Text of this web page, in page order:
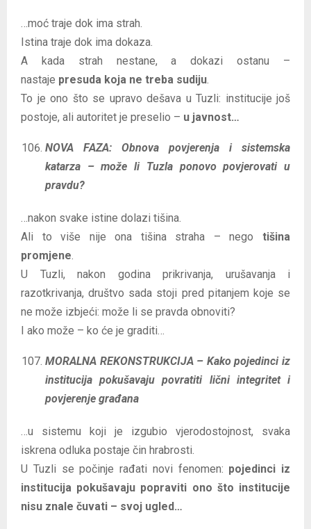
…moć traje dok ima strah.
Istina traje dok ima dokaza.
A kada strah nestane, a dokazi ostanu –
nastaje presuda koja ne treba sudiju
To je ono što se upravo dešava u Tuzli: institucije još
postoje, ali autoritet je preselio – u javnost…
NOVA FAZA: Obnova povjerenja i sistemska
katarza – može li Tuzla ponovo povjerovati u
pravdu?
…nakon svake istine dolazi tišina.
Ali to više nije ona tišina straha – nego tišina
promjene
U Tuzli, nakon godina prikrivanja, urušavanja i
razotkrivanja, društvo sada stoji pred pitanjem koje se
ne može izbjeći: može li se pravda obnoviti?
I ako može – ko će je graditi…
MORALNA REKONSTRUKCIJA – Kako pojedinci iz
institucija pokušavaju povratiti lični integritet i
povjerenje građana
…u sistemu koji je izgubio vjerodostojnost, svaka
iskrena odluka postaje čin hrabrosti.
U Tuzli se počinje rađati novi fenomen: pojedinci iz
institucija pokušavaju popraviti ono što institucije
nisu znale čuvati – svoj ugled…